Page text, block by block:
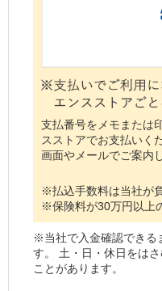
支払番号をメモまたは
スストアでお支払いく
画面やメールでご案内
※払込手数料は当社が
※保険料が30万円以上
※当社で入金確認できる
す。 土・日・休日をは
ことがあります。